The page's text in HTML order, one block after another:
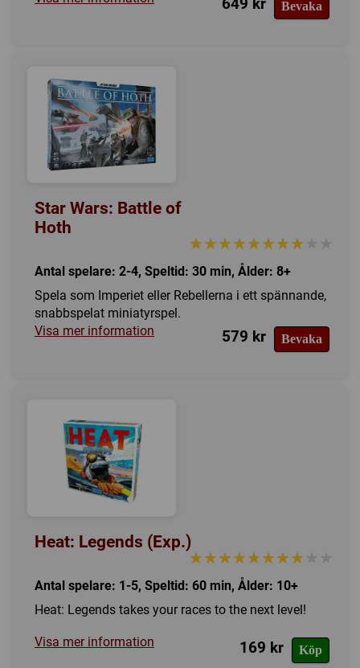
Bevaka
Star Wars: Battle of
Hoth
★★★★★★★★★★
★★★★★★★★★★
Antal spelare: 2-4, Speltid: 30 min, Ålder: 8+
Spela som Imperiet eller Rebellerna i ett spännande,
snabbspelat miniatyrspel.
Visa mer information
Bevaka
579 kr
Heat: Legends (Exp.)
★★★★★★★★★★
★★★★★★★★★★
Antal spelare: 1-5, Speltid: 60 min, Ålder: 10+
Heat: Legends takes your races to the next level!
Visa mer information
Köp
169 kr